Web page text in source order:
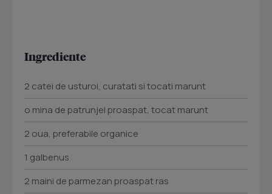
Ingrediente
2 catei de usturoi, curatati si tocati marunt
o mina de patrunjel proaspat, tocat marunt
2 oua, preferabile organice
1 galbenus
2 maini de parmezan proaspat ras